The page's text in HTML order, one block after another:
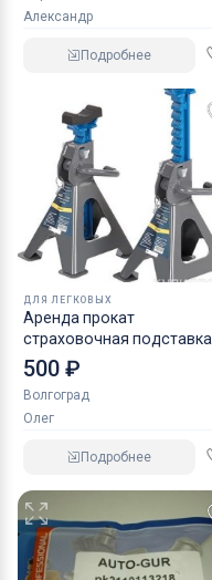
Александр
Подробнее
ДЛЯ ЛЕГКОВЫХ
Аренда прокат
страховочная подставка
NORDBERG 2 т
500 ₽
Волгоград
Олег
Подробнее